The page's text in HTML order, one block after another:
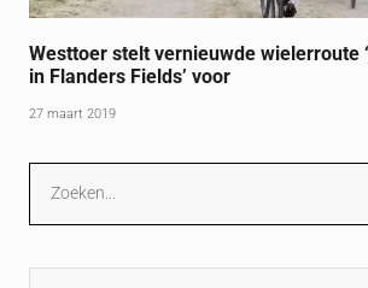
Westtoer stelt vernieuwde wielerroute
in Flanders Fields’ voor
27 maart 2019